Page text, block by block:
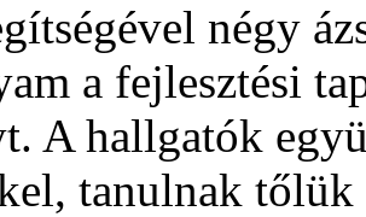
négy
a fejlesztési
A hallgatók
tanulnak